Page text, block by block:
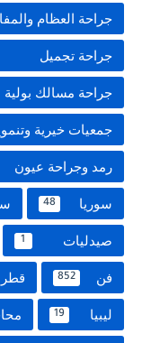
جراحة العظام
جراحة تجميل
جراحة مسالك بولية
جمعيات خيرية
رمد وجراحة عيون
سوريا 48
صيدليات 1
فن 852 قطر
ليبيا 19